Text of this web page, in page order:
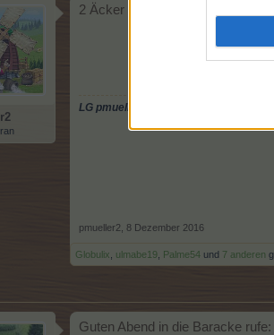
2 Äcker mit Hagebutten und die
LG pmueller2
pmueller2 8 Dezember 2016
Globulix ulmabe19 Palme54 und 7 anderen
Guten Abend in die Baracke rufe: